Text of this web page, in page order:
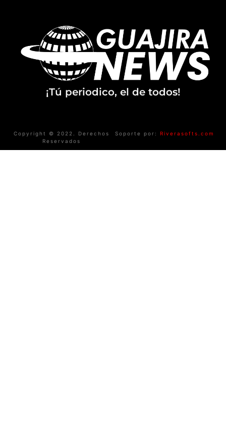
¡Tú periodico, el de todos!
Copyright © 2022. Derechos
Reservados
Soporte por: Riverasofts.com